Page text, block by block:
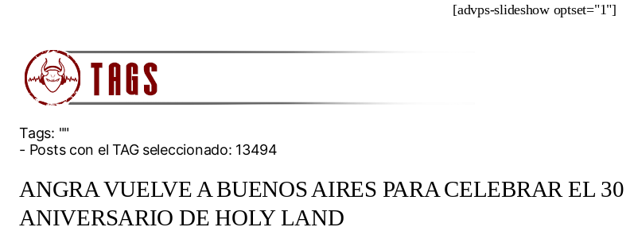
[advps-slideshow optset="1"]
Tags: ""
- Posts con el TAG seleccionado: 13494
ANGRA VUELVE A BUENOS AIRES PARA CELEBRAR EL 30
ANIVERSARIO DE HOLY LAND